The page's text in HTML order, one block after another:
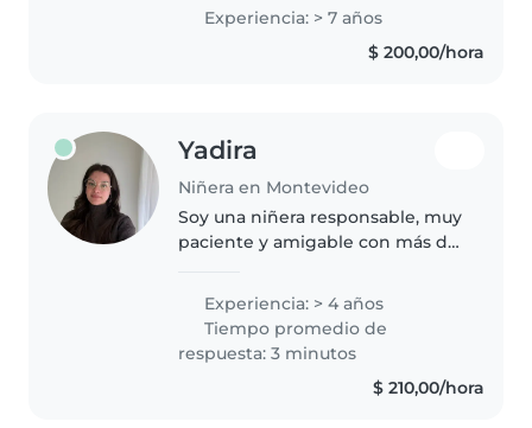
experiencia real en el cuidado de
niños y en brindarles un
ambiente tranquilo y seguro.
Experiencia: > 7 años
$ 200,00/hora
Yadira
Niñera en Montevideo
Soy una niñera responsable, muy
paciente y amigable con más de
niños pequeños, bebés y
preescolares. Me encantan los
cuentos, las manualidades y
juegos..
Experiencia: > 4 años
Tiempo promedio de
respuesta: 3 minutos
$ 210,00/hora